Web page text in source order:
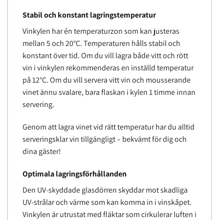
Stabil och konstant lagringstemperatur
Vinkylen har én temperaturzon som kan justeras
mellan 5 och 20°C. Temperaturen hålls stabil och
konstant över tid. Om du vill lagra både vitt och rött
vin i vinkylen rekommenderas en inställd temperatur
på 12°C. Om du vill servera vitt vin och mousserande
vinet ännu svalare, bara flaskan i kylen 1 timme innan
servering.
Genom att lagra vinet vid rätt temperatur har du alltid
serveringsklar vin tillgängligt – bekvämt för dig och
dina gäster!
Optimala lagringsförhållanden
Den UV-skyddade glasdörren skyddar mot skadliga
UV-strålar och värme som kan komma in i vinskåpet.
Vinkylen är utrustat med fläktar som cirkulerar luften i